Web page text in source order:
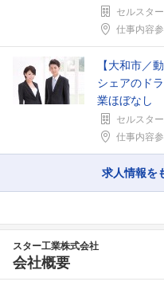
セルスタ
仕事内容
【大和市／
シェアのド
業ほぼなし
セルスタ
仕事内容
求人情報を
スター工業株式会社
会社概要